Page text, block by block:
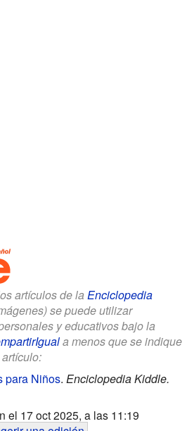
artículos de la Enciclopedia
se puede utilizar
y educativos bajo la
a menos que se indique
para Niños. Enciclopedia Kiddle.
el 17 oct 2025, a las 11:19